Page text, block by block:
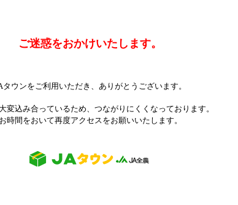
ご迷惑をおかけいたします。
タウンをご利用いただき、ありがとうございます。
変込み合っているため、つながりにくくなっております。
お時間をおいて再度アクセスをお願いいたします。